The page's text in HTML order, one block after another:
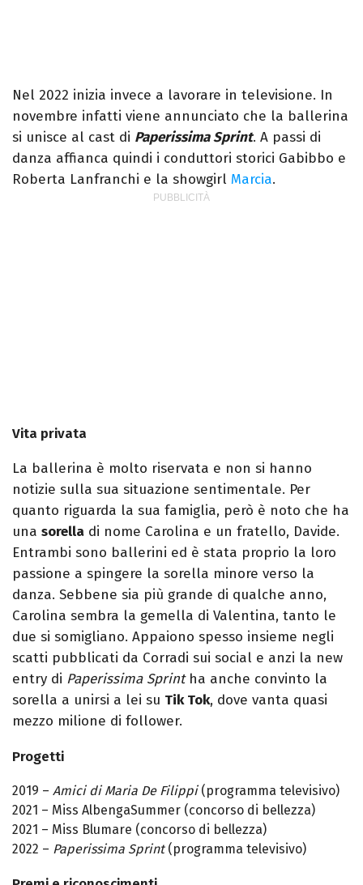
Nel 2022 inizia invece a lavorare in televisione. In
novembre infatti viene annunciato che la ballerina
si unisce al cast di Paperissima Sprint. A passi di
danza affianca quindi i conduttori storici Gabibbo e
Roberta Lanfranchi e la showgirl Marcia.
Vita privata
La ballerina è molto riservata e non si hanno
notizie sulla sua situazione sentimentale. Per
quanto riguarda la sua famiglia, però è noto che ha
una sorella di nome Carolina e un fratello, Davide.
Entrambi sono ballerini ed è stata proprio la loro
passione a spingere la sorella minore verso la
danza. Sebbene sia più grande di qualche anno,
Carolina sembra la gemella di Valentina, tanto le
due si somigliano. Appaiono spesso insieme negli
scatti pubblicati da Corradi sui social e anzi la new
entry di Paperissima Sprintha anche convinto la
sorella a unirsi a lei su Tik Tok, dove vanta quasi
mezzo milione di follower.
Progetti
2019 – Amici di Maria De Filippi(programma televisivo)
2021 – Miss AlbengaSummer (concorso di bellezza)
2021 – Miss Blumare (concorso di bellezza)
2022 – Paperissima Sprint(programma televisivo)